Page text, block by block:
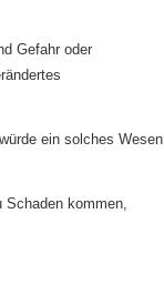
Gefahr oder
ein solches Wesen
Schaden kommen,